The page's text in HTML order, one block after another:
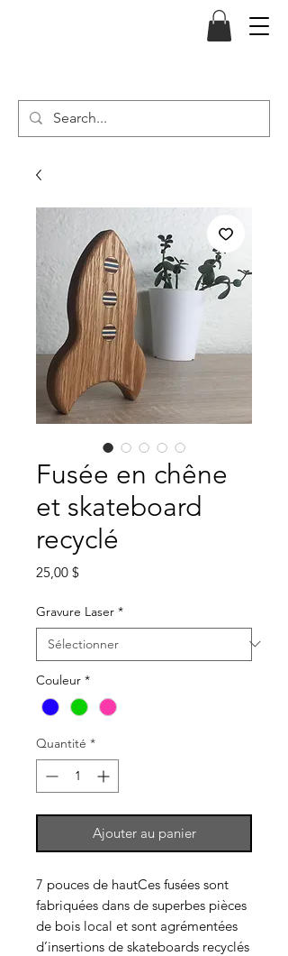
Fusée en chêne
et skateboard
recyclé
25,00 $Prix
Gravure Laser *
Couleur *
Quantité *
Ajouter au panier
7 pouces de hautCes fusées sont
fabriquées dans de superbes pièces
de bois local et sont agrémentées
d’insertions de skateboards recyclés